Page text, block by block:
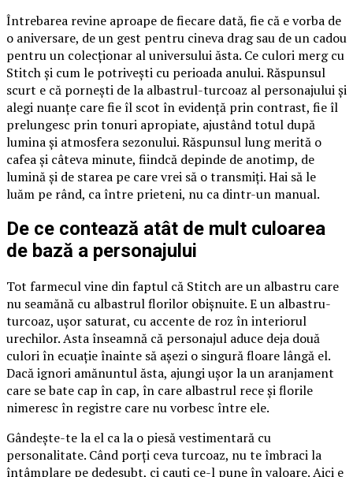
Întrebarea revine aproape de fiecare dată, fie că e vorba de
o aniversare, de un gest pentru cineva drag sau de un cadou
pentru un colecționar al universului ăsta. Ce culori merg cu
Stitch și cum le potrivești cu perioada anului. Răspunsul
scurt e că pornești de la albastrul-turcoaz al personajului și
alegi nuanțe care fie îl scot în evidență prin contrast, fie îl
prelungesc prin tonuri apropiate, ajustând totul după
lumina și atmosfera sezonului. Răspunsul lung merită o
cafea și câteva minute, fiindcă depinde de anotimp, de
lumină și de starea pe care vrei să o transmiți. Hai să le
luăm pe rând, ca între prieteni, nu ca dintr-un manual.
De ce contează atât de mult culoarea
de bază a personajului
Tot farmecul vine din faptul că Stitch are un albastru care
nu seamănă cu albastrul florilor obișnuite. E un albastru-
turcoaz, ușor saturat, cu accente de roz în interiorul
urechilor. Asta înseamnă că personajul aduce deja două
culori în ecuație înainte să așezi o singură floare lângă el.
Dacă ignori amănuntul ăsta, ajungi ușor la un aranjament
care se bate cap în cap, în care albastrul rece și florile
nimeresc în registre care nu vorbesc între ele.
Gândește-te la el ca la o piesă vestimentară cu
personalitate. Când porți ceva turcoaz, nu te îmbraci la
întâmplare pe dedesubt, ci cauți ce-l pune în valoare. Aici e